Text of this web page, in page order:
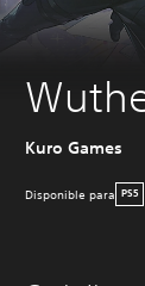
Kuro Games
Disponible para PS5